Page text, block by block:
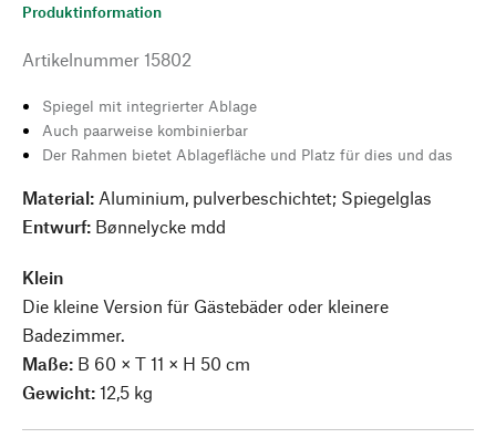
Produktinformation
Artikelnummer 15802
Spiegel mit integrierter Ablage
Auch paarweise kombinierbar
Der Rahmen bietet Ablagefläche und Platz für dies und das
Material: Aluminium, pulverbeschichtet; Spiegelglas
Entwurf: Bønnelycke mdd
Klein
Die kleine Version für Gästebäder oder kleinere
Badezimmer.
Maße: B 60 × T 11 × H 50 cm
Gewicht: 12,5 kg